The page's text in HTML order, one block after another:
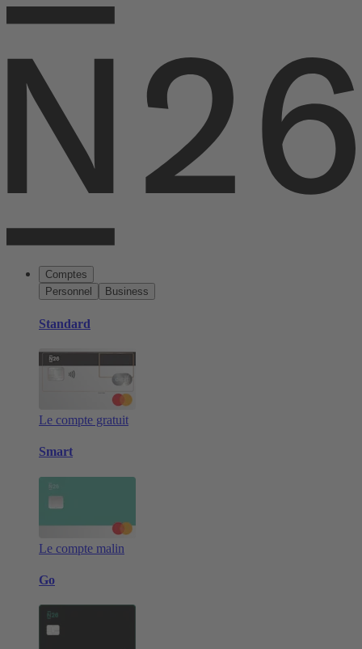
Comptes
Personnel
Business
Standard
Le compte gratuit
Smart
Le compte malin
Go